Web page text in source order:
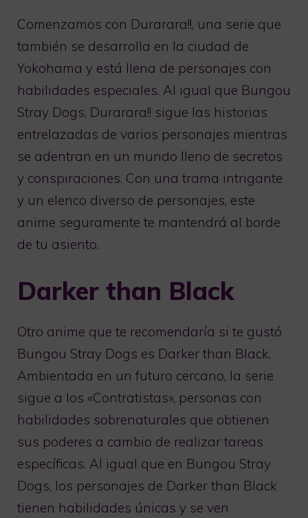
Comenzamos con Durarara!!, una serie que
también se desarrolla en la ciudad de
Yokohama y está llena de personajes con
habilidades especiales. Al igual que Bungou
Stray Dogs, Durarara!! sigue las historias
entrelazadas de varios personajes mientras
se adentran en un mundo lleno de secretos
y conspiraciones. Con una trama intrigante
y un elenco diverso de personajes, este
anime seguramente te mantendrá al borde
de tu asiento.
Darker than Black
Otro anime que te recomendaría si te gustó
Bungou Stray Dogs es Darker than Black.
Ambientada en un futuro cercano, la serie
sigue a los «Contratistas», personas con
habilidades sobrenaturales que obtienen
sus poderes a cambio de realizar tareas
específicas. Al igual que en Bungou Stray
Dogs, los personajes de Darker than Black
tienen habilidades únicas y se ven